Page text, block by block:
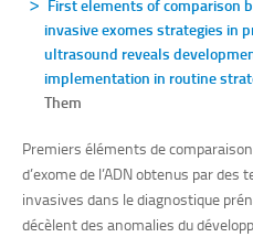
First elements of comparison
invasive exomes strategies in
ultrasound reveals
implementation in routine
Them
Premiers éléments de
d’exome de l’ADN obtenus par
invasives dans le diagnostique
décèlent des anomalies du